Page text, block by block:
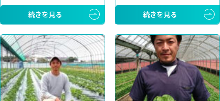
続きを見る
続きを見る